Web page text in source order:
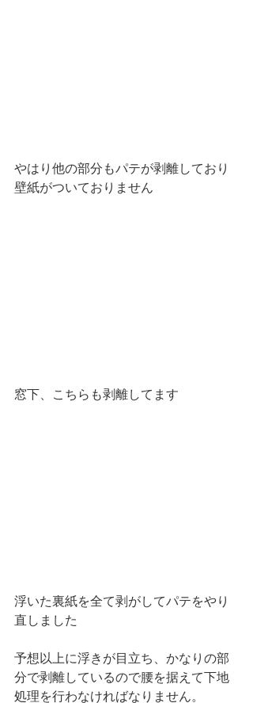
やはり他の部分もパテが剥離しており
壁紙がついておりません
窓下、こちらも剥離してます
浮いた裏紙を全て剥がしてパテをやり
直しました
予想以上に浮きが目立ち、かなりの部
分で剥離しているので腰を据えて下地
処理を行わなければなりません。